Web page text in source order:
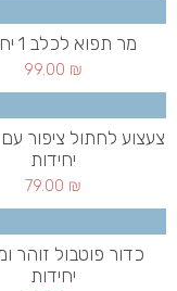
מר תפוא לכלב 1 יחידות
99.00 ₪
יחידות
79.00 ₪
יחידות